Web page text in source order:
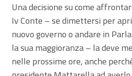
Una decisione su come
Iv Conte – se dimettersi per
nuovo governo o andare in
la sua maggioranza – la deve
nelle prossime ore, anche